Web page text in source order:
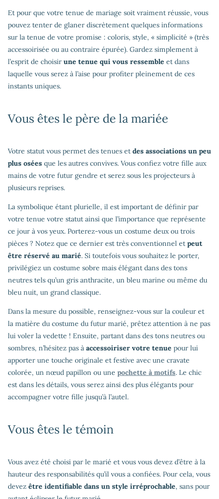
Et pour que votre tenue de mariage soit vraiment réussie, vous
pouvez tenter de glaner discrètement quelques informations
sur la tenue de votre promise : coloris, style, « simplicité » (très
accessoirisée ou au contraire épurée). Gardez simplement à
l’esprit de choisir une tenue qui vous ressemble et dans
laquelle vous serez à l’aise pour profiter pleinement de ces
instants uniques.
Vous êtes le père de la mariée
Votre statut vous permet des tenues et des associations un peu
plus osées que les autres convives. Vous confiez votre fille aux
mains de votre futur gendre et serez sous les projecteurs à
plusieurs reprises.
La symbolique étant plurielle, il est important de définir par
votre tenue votre statut ainsi que l’importance que représente
ce jour à vos yeux. Porterez-vous un costume deux ou trois
pièces ? Notez que ce dernier est très conventionnel et peut
être réservé au marié. Si toutefois vous souhaitez le porter,
privilégiez un costume sobre mais élégant dans des tons
neutres tels qu’un gris anthracite, un bleu marine ou même du
bleu nuit, un grand classique.
Dans la mesure du possible, renseignez-vous sur la couleur et
la matière du costume du futur marié, prêtez attention à ne pas
lui voler la vedette ! Ensuite, partant dans des tons neutres ou
sombres, n’hésitez pas à accessoiriser votre tenue pour lui
apporter une touche originale et festive avec une cravate
colorée, un nœud papillon ou une pochette à motifs. Le chic
est dans les détails, vous serez ainsi des plus élégants pour
accompagner votre fille jusqu’à l’autel.
Vous êtes le témoin
Vous avez été choisi par le marié et vous vous devez d’être à la
hauteur des responsabilités qu’il vous a confiées. Pour cela, vous
devez être identifiable dans un style irréprochable, sans pour